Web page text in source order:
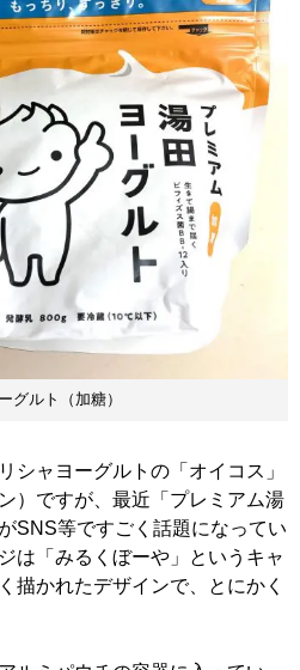
グルト（加糖）
シャヨーグルトの「オイコス」
）ですが、最近「プレミアム湯
SNS等ですごく話題になってい
は「みるくぼーや」というキャ
描かれたデザインで、とにかく